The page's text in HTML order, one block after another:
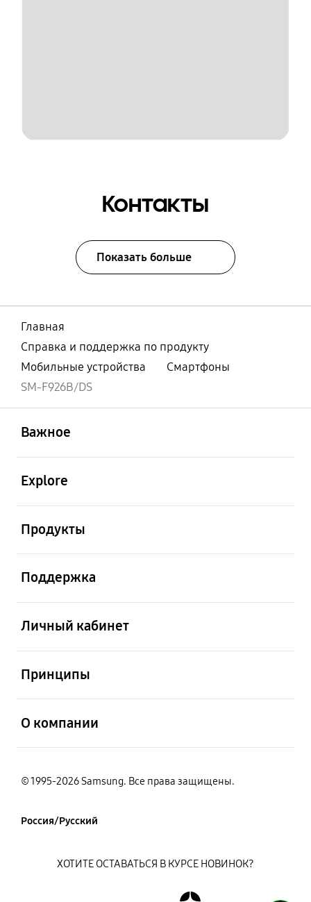
Контакты
Показать больше
Главная
Справка и поддержка по продукту
Мобильные устройства
Смартфоны
SM-F926B/DS
Важное
Explore
Продукты
Поддержка
Личный кабинет
Принципы
О компании
© 1995-2026 Samsung. Все права защищены.
Россия/Русский
ХОТИТЕ ОСТАВАТЬСЯ В КУРСЕ НОВИНОК?